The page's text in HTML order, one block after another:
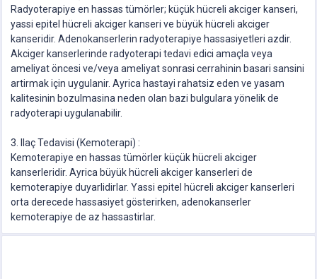
Radyoterapiye en hassas tümörler; küçük hücreli akciger kanseri,
yassi epitel hücreli akciger kanseri ve büyük hücreli akciger
kanseridir. Adenokanserlerin radyoterapiye hassasiyetleri azdir.
Akciger kanserlerinde radyoterapi tedavi edici amaçla veya
ameliyat öncesi ve/veya ameliyat sonrasi cerrahinin basari sansini
artirmak için uygulanir. Ayrica hastayi rahatsiz eden ve yasam
kalitesinin bozulmasina neden olan bazi bulgulara yönelik de
radyoterapi uygulanabilir.
3. Ilaç Tedavisi (Kemoterapi) :
Kemoterapiye en hassas tümörler küçük hücreli akciger
kanserleridir. Ayrica büyük hücreli akciger kanserleri de
kemoterapiye duyarlidirlar. Yassi epitel hücreli akciger kanserleri
orta derecede hassasiyet gösterirken, adenokanserler
kemoterapiye de az hassastirlar.